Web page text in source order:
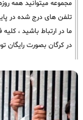
تلفن های درج شده در
ما در ارتباط باشید ،
در کرگان بصورت رایگان